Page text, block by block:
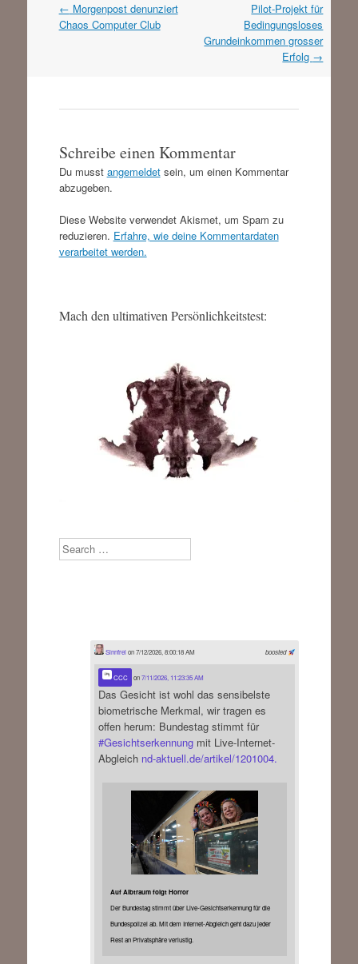
Artikel
Navigation
← Morgenpost denunziert
Chaos Computer Club
Pilot-Projekt für
Bedingungsloses
Grundeinkommen grosser
Erfolg →
Schreibe einen Kommentar
Du musst angemeldetsein, um einen Kommentar
abzugeben.
Diese Website verwendet Akismet, um Spam zu
reduzieren. Erfahre, wie deine Kommentardaten
verarbeitet werden.
Mach den ultimativen Persönlichkeitstest:
Search
boosted
Sinnfreion 7/12/2026, 8:00:18 AM
CCC on7/11/2026, 11:23:35 AM
Das Gesicht ist wohl das sensibelste
biometrische Merkmal, wir tragen es
offen herum: Bundestag stimmt für
#Gesichtserkennungmit Live-Internet-
Abgleich nd-aktuell.de/artikel/1201004.
Auf Albtraum folgt Horror
Der Bundestag stimmt über Live-Gesichtserkennung für die
Bundespolizei ab. Mit dem Internet-Abgleich geht dazu jeder
Rest an Privatsphäre verlustig.